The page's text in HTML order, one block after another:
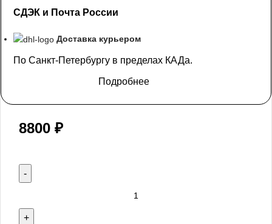
СДЭК и Почта России
Доставка курьером
По Санкт-Петербургу в пределах КАДа.
Подробнее
8800 ₽